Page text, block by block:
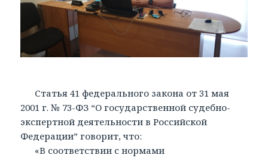
Статья 41 федерального закона от 31 мая
2001 г. № 73-ФЗ “О государственной судебно-
экспертной деятельности в Российской
Федерации” говорит, что:
«В соответствии с нормами